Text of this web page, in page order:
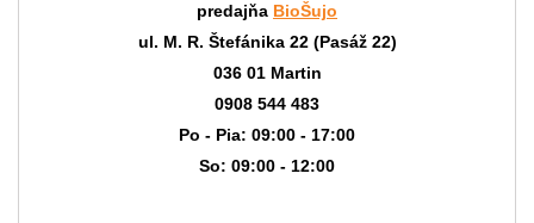
predajňa BioŠujo
ul. M. R. Štefánika 22 (Pasáž 22)
036 01 Martin
0908 544 483
Po - Pia: 09:00 - 17:00
So: 09:00 - 12:00